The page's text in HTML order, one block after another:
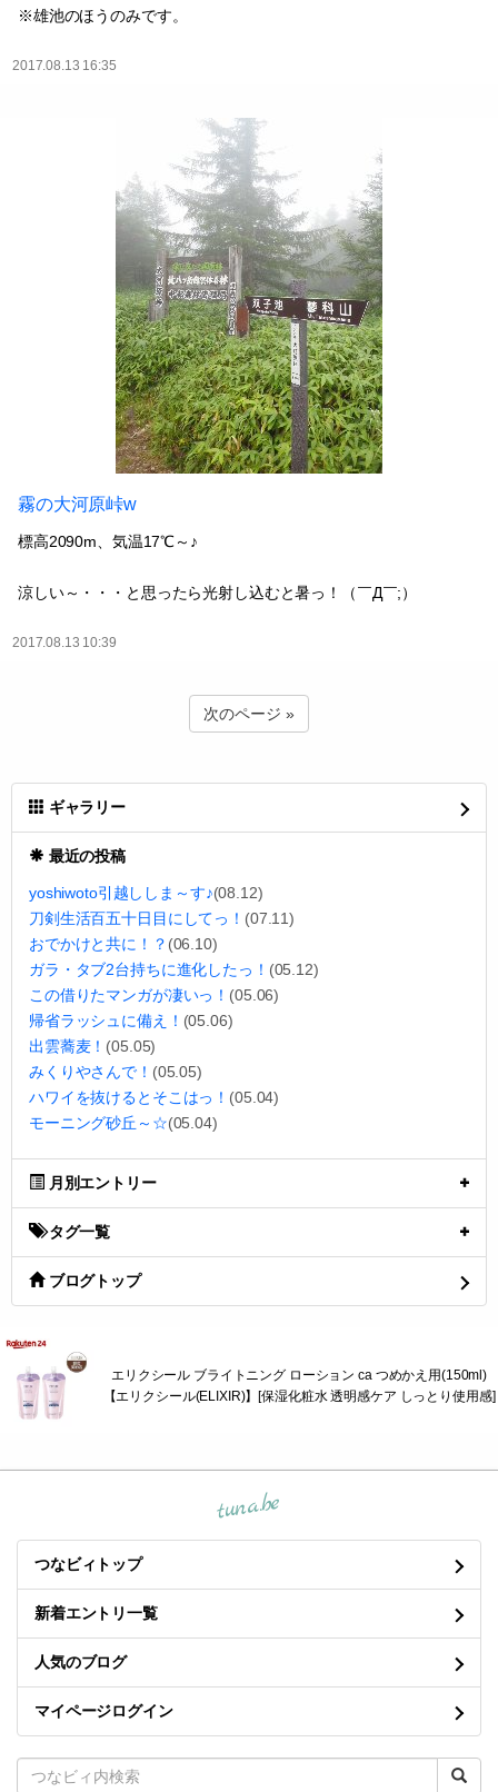
※雄池のほうのみです。
2017.08.13 16:35
霧の大河原峠w
標高2090m、気温17℃～♪
涼しい～・・・と思ったら光射し込むと暑っ！（￣Д￣;）
2017.08.13 10:39
次のページ »
ギャラリー
最近の投稿
yoshiwoto引越ししま～す♪(08.12)
刀剣生活百五十日目にしてっ！ (07.11)
おでかけと共に！？ (06.10)
ガラ・タブ2台持ちに進化したっ！ (05.12)
この借りたマンガが凄いっ！ (05.06)
帰省ラッシュに備え！ (05.06)
出雲蕎麦！ (05.05)
みくりやさんで！ (05.05)
ハワイを抜けるとそこはっ！ (05.04)
モーニング砂丘～☆(05.04)
月別エントリー
タグ一覧
ブログトップ
エリクシール ブライトニング ローション ca つめかえ用(150ml)
【エリクシール(ELIXIR)】[保湿化粧水 透明感ケア しっとり使用感]
tuna.be
つなビィトップ
新着エントリ一覧
人気のブログ
マイページログイン